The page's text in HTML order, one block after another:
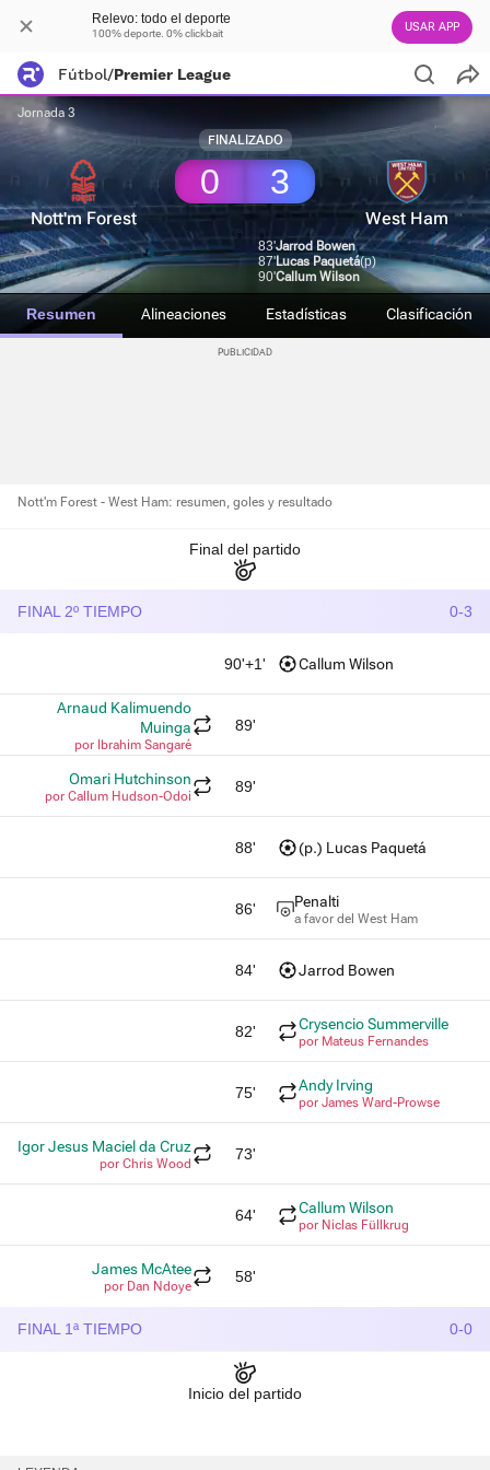
Relevo: todo el deporte
100% deporte. 0% clickbait USAR APP
Fútbol/Premier League
Jornada 3
FINALIZADO
Nott'm Forest
0 3
West Ham
83'Jarrod Bowen
87'Lucas Paquetá(p)
90'Callum Wilson
Resumen Alineaciones Estadísticas Clasificación
Nott'm Forest - West Ham: resumen, goles y resultado
Final del partido
FINAL 2º TIEMPO 0-3
90'+1' Callum Wilson
Arnaud Kalimuendo
Muinga
por Ibrahim Sangaré
89'
Omari Hutchinson
por Callum Hudson-Odoi
89'
88' (p.) Lucas Paquetá
86' Penalti
a favor del West Ham
84' Jarrod Bowen
82' Crysencio Summerville
por Mateus Fernandes
75' Andy Irving
por James Ward-Prowse
Igor Jesus Maciel da Cruz
por Chris Wood
73'
64' Callum Wilson
por Niclas Füllkrug
James McAtee
por Dan Ndoye
58'
FINAL 1ª TIEMPO 0-0
Inicio del partido